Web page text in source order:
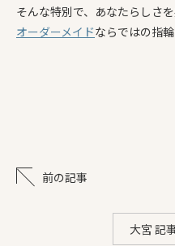
そんな特別で、あなたらしさ
オーダーメイドならではの指
前の記事
大宮 記